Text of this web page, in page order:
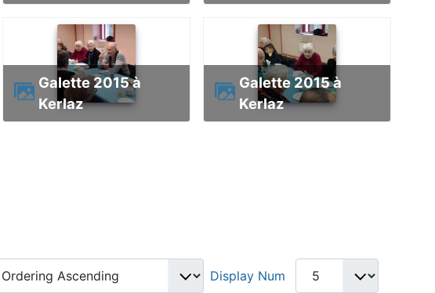
Galette 2015 à
Kerlaz
Galette 2015 à
Kerlaz
Display Num